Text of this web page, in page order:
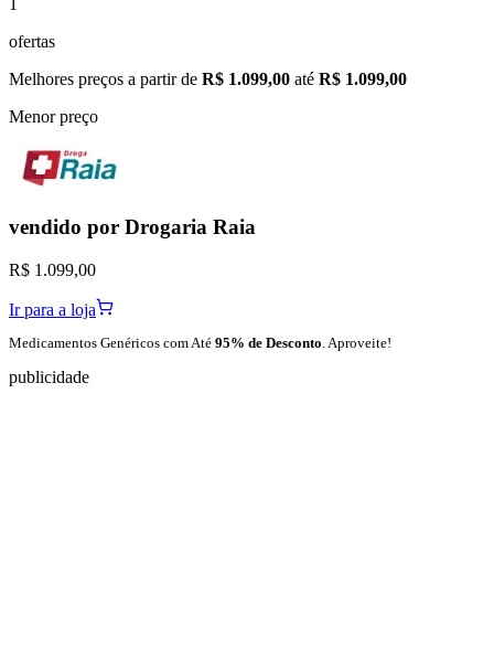
ofertas
Melhores preços a partir de R$ 1.099,00 até R$ 1.099,00
Menor preço
vendido por Drogaria Raia
R$ 1.099,00
Ir para a loja
Medicamentos Genéricos com Até 95% de Desconto. Aproveite!
publicidade